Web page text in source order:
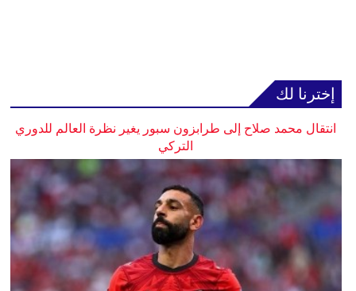
إخترنا لك
انتقال محمد صلاح إلى طرابزون سبور يغير نظرة العالم للدوري
التركي